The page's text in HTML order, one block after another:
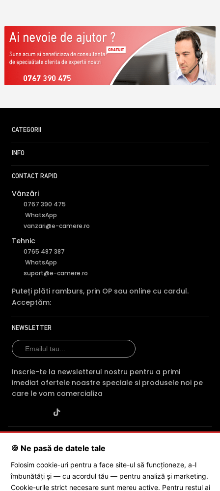
0767 390 475
CATEGORII
INFO
CONTACT RAPID
Vânzări
0767 390 475
WhatsApp
vanzari@e-camere.ro
Tehnic
0765 487 387
WhatsApp
suport@e-camere.ro
Puteți plăti ramburs, prin OP sau online cu cardul.
Acceptăm:
NEWSLETTER
Inscrie-te la newsletterul nostru pentru a primi
imediat ofertele noastre speciale si produsele noi pe
care le vom comercializa
J2015001227161· Capital social: 200 RON · Sediu: Str. Petrache
🍪 Ne pasă de datele tale
Folosim cookie-uri pentru a face site-ul să funcționeze, a-l
îmbunătăți și — cu acordul tău — pentru analiză și marketing.
Cookie-urile strict necesare sunt mereu active. Pentru restul ai